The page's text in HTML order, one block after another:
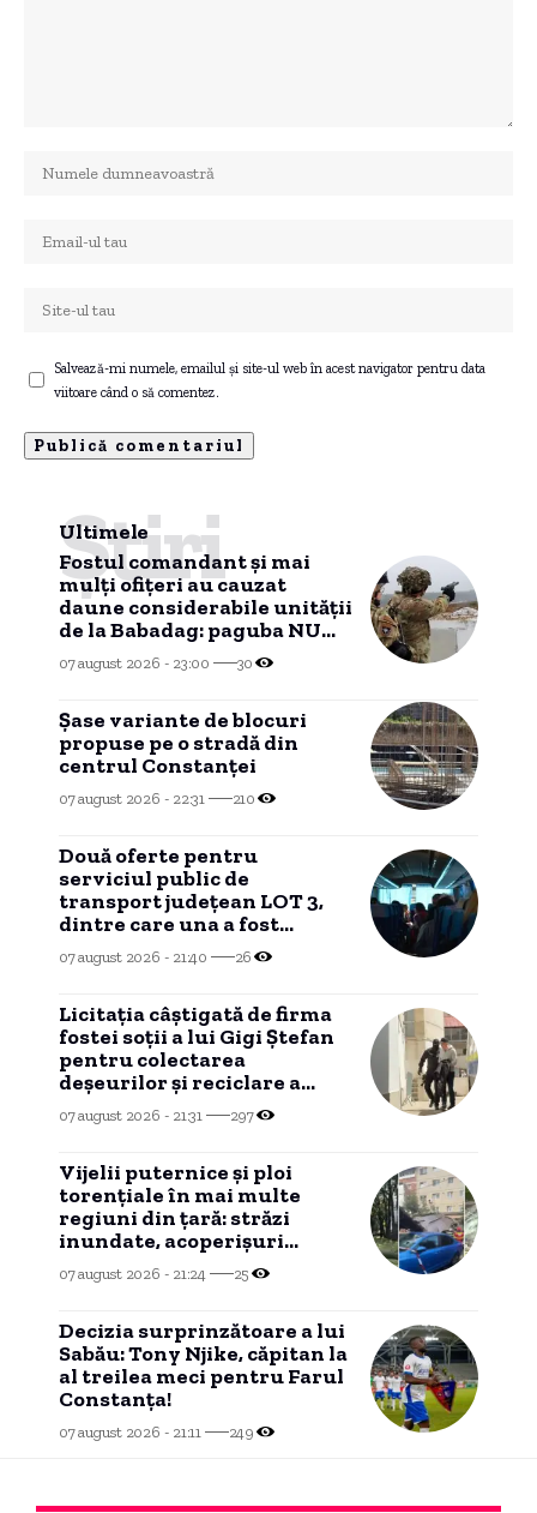
Salvează-mi numele, emailul și site-ul web în acest navigator pentru data
viitoare când o să comentez.
Ultimele
Știri
Fostul comandant și mai
mulți ofițeri au cauzat
daune considerabile unității
de la Babadag: paguba NU
mai poate fi recuperată
dintr-un motiv
07 august 2026 - 23:00 30
Șase variante de blocuri
propuse pe o stradă din
centrul Constanței
07 august 2026 - 22:31 210
Două oferte pentru
serviciul public de
transport județean LOT 3,
dintre care una a fost
declarată INADMISIBILĂ
07 august 2026 - 21:40 26
Licitația câștigată de firma
fostei soții a lui Gigi Ștefan
pentru colectarea
deșeurilor și reciclare a
ajuns în instanță
07 august 2026 - 21:31 297
Vijelii puternice și ploi
torențiale în mai multe
regiuni din țară: străzi
inundate, acoperișuri
smulse și zeci de mașini
avariate
07 august 2026 - 21:24 25
Decizia surprinzătoare a lui
Sabău: Tony Njike, căpitan la
al treilea meci pentru Farul
Constanța!
07 august 2026 - 21:11 249